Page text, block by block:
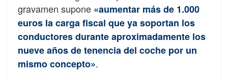
gravamen supone «aumentar más de 1.000
euros la carga fiscal que ya soportan los
conductores durante aproximadamente los
nueve años de tenencia del coche por un
mismo concepto».